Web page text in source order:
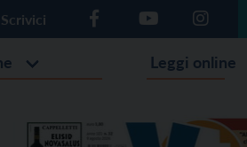
Scrivici
Leggi online